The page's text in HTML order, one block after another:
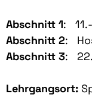
Abschnitt 1:
Abschnitt 2:
Abschnitt 3:
Lehrgangsort: